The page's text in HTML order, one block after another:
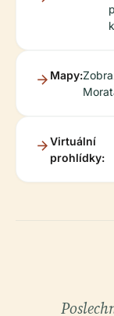
Mapy:
Virtuální
prohlídky: